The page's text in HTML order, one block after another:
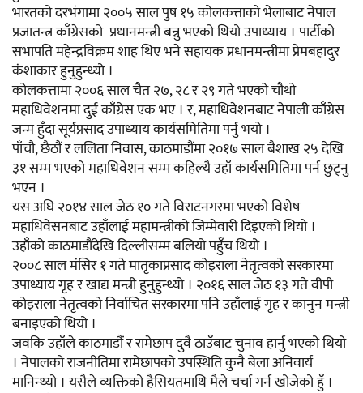
भारतको दरभंगामा २००५ साल पुष १५ कोलकत्ताको भेलाबाट नेपाल
प्रजातन्त्र काँग्रेसको प्रधानमन्त्री बन्नु भएको थियो उपाध्याय । पार्टीको
सभापति महेन्द्रविक्रम शाह थिए भने सहायक प्रधानमन्त्रीमा प्रेमबहादुर
कंशाकार हुनुहुन्थ्यो ।
कोलकत्तामा २००६ साल चैत २७, २८ र २९ गते भएको चौथो
महाधिवेशनमा दुई काँग्रेस एक भए । र, महाधिवेशनबाट नेपाली काँग्रेस
जन्म हुँदा सूर्यप्रसाद उपाध्याय कार्यसमितिमा पर्नु भयो ।
पाँचौ, छैठौं र ललिता निवास, काठमाडौंमा २०१७ साल बैशाख २५ देखि
३१ सम्म भएको महाधिवेशन सम्म कहिल्यै उहाँ कार्यसमितिमा पर्न छुट्नु
भएन ।
यस अघि २०१४ साल जेठ १० गते विराटनगरमा भएको विशेष
महाधिवेसनबाट उहाँलाई महामन्त्रीको जिम्मेवारी दिइएको थियो ।
उहाँको काठमाडौंदेखि दिल्लीसम्म बलियो पहुँच थियो ।
२००८ साल मंसिर १ गते मातृकाप्रसाद कोइराला नेतृत्वको सरकारमा
उपाध्याय गृह र खाद्य मन्त्री हुनुहुन्थ्यो । २०१६ साल जेठ १३ गते वीपी
कोइराला नेतृत्वको निर्वाचित सरकारमा पनि उहाँलाई गृह र कानुन मन्त्री
बनाइएको थियो ।
जवकि उहाँले काठमाडौं र रामेछाप दुवै ठाउँबाट चुनाव हार्नु भएको थियो
। नेपालको राजनीतिमा रामेछापको उपस्थिति कुनै बेला अनिवार्य
मानिन्थ्यो । यसैले व्यक्तिको हैसियतमाथि मैले चर्चा गर्न खोजेको हुँ ।